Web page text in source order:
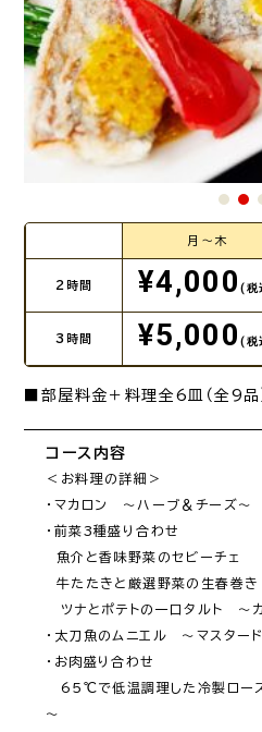
月～木
2時間 ¥4,000(税
3時間 ¥5,000(税
■部屋料金＋料理全6皿（全9品
コース内容
＜お料理の詳細＞
・マカロン　～ハーブ＆チーズ～
・前菜3種盛り合わせ
魚介と香味野菜のセビーチェ
牛たたきと厳選野菜の生春巻き
ツナとポテトの一口タルト　～
・太刀魚のムニエル　～マスター
・お肉盛り合わせ
65℃で低温調理した冷製ロース
～